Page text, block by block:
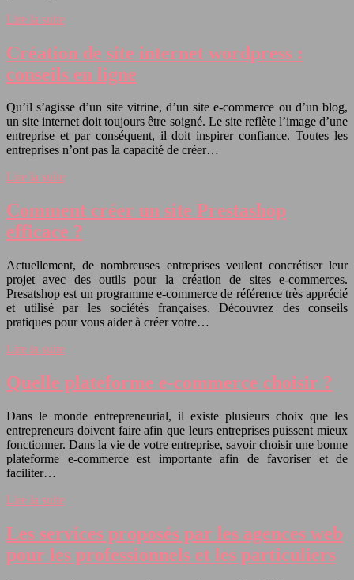
Lire la suite
Création de site internet wordpress :
conseils en ligne
Qu’il s’agisse d’un site vitrine, d’un site e-commerce ou d’un blog,
un site internet doit toujours être soigné. Le site reflète l’image d’une
entreprise et par conséquent, il doit inspirer confiance. Toutes les
entreprises n’ont pas la capacité de créer…
Lire la suite
Comment créer un site Prestashop
efficace ?
Actuellement, de nombreuses entreprises veulent concrétiser leur
projet avec des outils pour la création de sites e-commerces.
Presatshop est un programme e-commerce de référence très apprécié
et utilisé par les sociétés françaises. Découvrez des conseils
pratiques pour vous aider à créer votre…
Lire la suite
Quelle plateforme e-commerce choisir ?
Dans le monde entrepreneurial, il existe plusieurs choix que les
entrepreneurs doivent faire afin que leurs entreprises puissent mieux
fonctionner. Dans la vie de votre entreprise, savoir choisir une bonne
plateforme e-commerce est importante afin de favoriser et de
faciliter…
Lire la suite
Les services proposés par les agences web
pour les professionnels et les particuliers